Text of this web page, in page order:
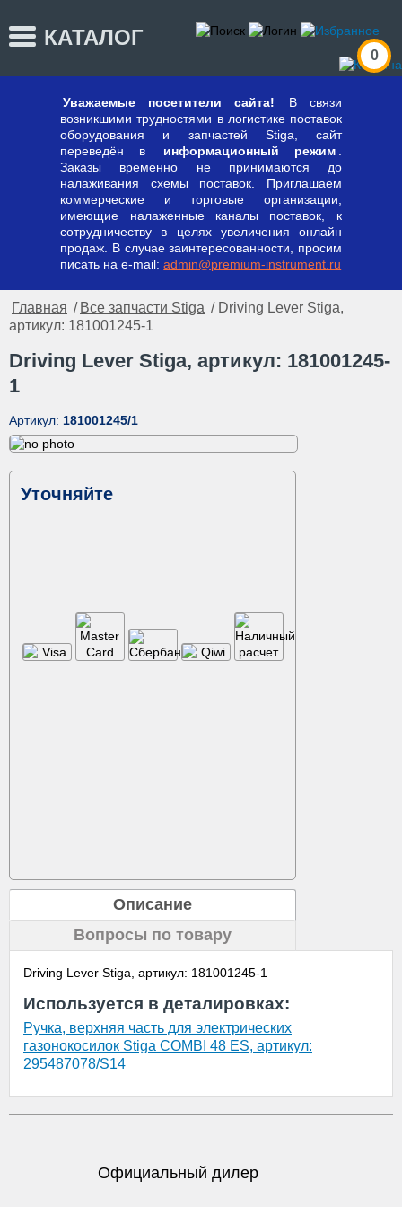
КАТАЛОГ
0
Уважаемые посетители сайта!
В связи
возникшими трудностями в логистике поставок
оборудования и запчастей Stiga, сайт
переведён в
информационный режим
Заказы временно не принимаются до
налаживания схемы поставок. Приглашаем
коммерческие и торговые организации,
имеющие налаженные каналы поставок, к
сотрудничеству в целях увеличения онлайн
продаж. В случае заинтересованности, просим
писать на e-mail:admin@premium-instrument.ru
Главная / Все запчасти Stiga / Driving Lever Stiga,
артикул: 181001245-1
Driving Lever Stiga, артикул: 181001245-
1
Артикул: 181001245/1
Уточняйте
Описание
Вопросы по товару
Driving Lever Stiga, артикул: 181001245-1
Используется в деталировках:
Ручка, верхняя часть для электрических
газонокосилок Stiga COMBI 48 ES, артикул:
295487078/S14
Официальный дилер